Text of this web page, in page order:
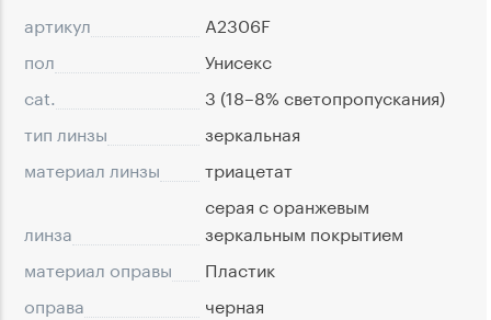
артикул
A2306F
пол
Унисекс
cat.
3 (18–8% светопропускания)
тип линзы
зеркальная
материал линзы
триацетат
линза
серая с оранжевым
зеркальным покрытием
материал оправы
Пластик
оправа
черная